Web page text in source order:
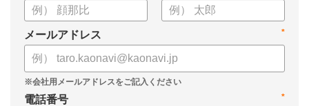
*
メールアドレス
*
電話番号